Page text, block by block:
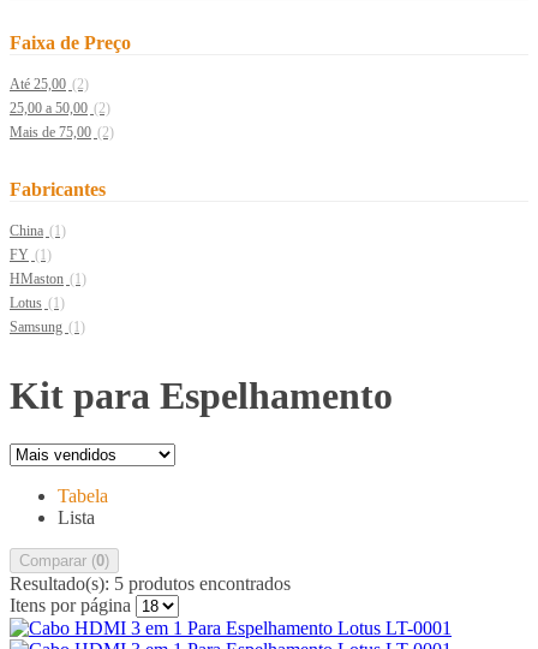
Faixa de Preço
Até 25,00 (2)
25,00 a 50,00 (2)
Mais de 75,00 (2)
Fabricantes
China (1)
FY (1)
HMaston (1)
Lotus (1)
Samsung (1)
Kit para Espelhamento
Tabela
Lista
Comparar (0)
Resultado(s): 5 produtos encontrados
Itens por página